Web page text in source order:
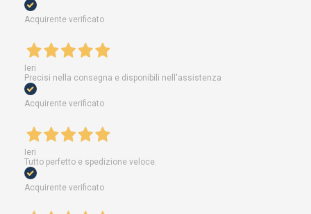
Acquirente verificato
Ieri
Precisi nella consegna e disponibili nell'assistenza
Acquirente verificato
Ieri
Tutto perfetto e spedizione veloce.
Acquirente verificato